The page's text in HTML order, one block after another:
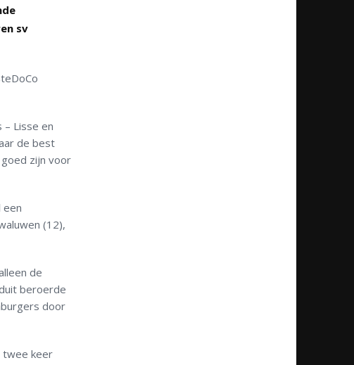
sv
Lisse en
de best
zijn voor
een
(12),
de
beroerde
door
twee keer